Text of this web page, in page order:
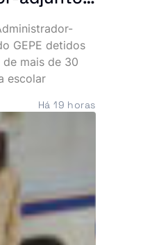
de
escolar
GEPE detidos
mais de 30
escolar
Há 19 horas